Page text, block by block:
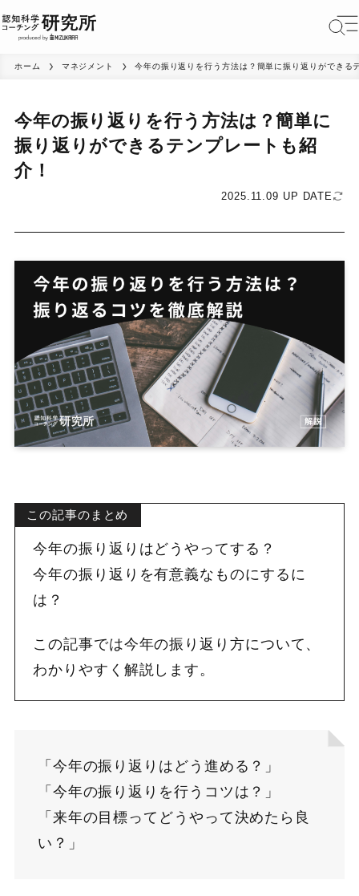
ホーム マネジメント 今年の振り返りを行う方法は？簡単に振り返りができる
今年の振り返りを行う方法は？簡単に
振り返りができるテンプレートも紹
介！
2025.11.09 UP DATE
この記事のまとめ
今年の振り返りはどうやってする？
今年の振り返りを有意義なものにするに
は？
この記事では今年の振り返り方について、
わかりやすく解説します。
「今年の振り返りはどう進める？」
「今年の振り返りを行うコツは？」
「来年の目標ってどうやって決めたら良
い？」